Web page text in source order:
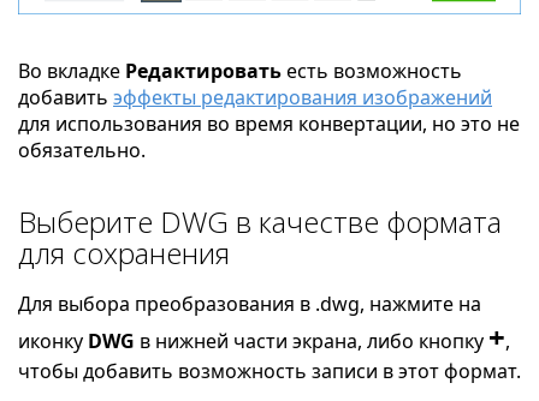
Во вкладке Редактироватьесть возможность
добавить эффекты редактирования изображений
для использования во время конвертации, но это не
обязательно.
Выберите DWG в качестве формата
для сохранения
Для выбора преобразования в .dwg, нажмите на
иконку DWG в нижней части экрана, либо кнопку +,
чтобы добавить возможность записи в этот формат.